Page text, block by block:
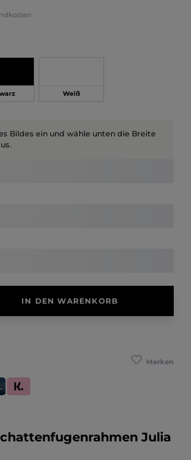
Weiß
Bildes ein und wähle unten die Breite
IN DEN WARENKORB
Merken
und Debitkarte
Klarna (Rechnung / Ratenkauf / Sofort)
Julia